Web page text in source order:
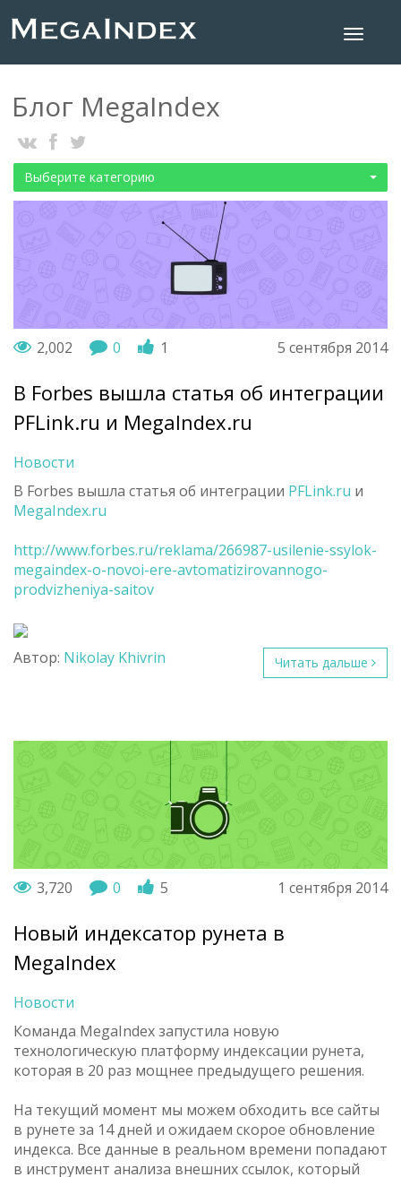
Блог MegaIndex
Выберите категорию
5 сентября 2014
2,002 0 1
В Forbes вышла статья об интеграции
PFLink.ru и MegaIndex.ru
Новости
В Forbes вышла статья об интеграции PFLink.ru и
MegaIndex.ru
http://www.forbes.ru/reklama/266987-usilenie-ssylok-
megaindex-o-novoi-ere-avtomatizirovannogo-
prodvizheniya-saitov
Читать дальше
Автор: Nikolay Khivrin
1 сентября 2014
3,720 0 5
Новый индексатор рунета в
MegaIndex
Новости
Команда MegaIndex запустила новую
технологическую платформу индексации рунета,
которая в 20 раз мощнее предыдущего решения.
На текущий момент мы можем обходить все сайты
в рунете за 14 дней и ожидаем скорое обновление
индекса. Все данные в реальном времени попадают
в инструмент анализа внешних ссылок, который